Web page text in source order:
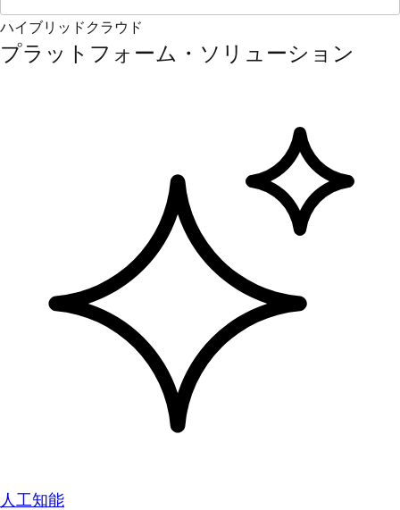
ハイブリッドクラウド
プラットフォーム・ソリューション
人工知能